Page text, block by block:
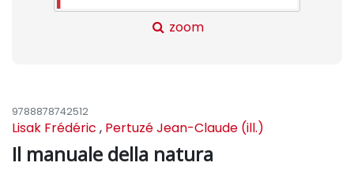
zoom
9788878742512
Lisak Frédéric , Pertuzé Jean-Claude (ill.)
Il manuale della natura